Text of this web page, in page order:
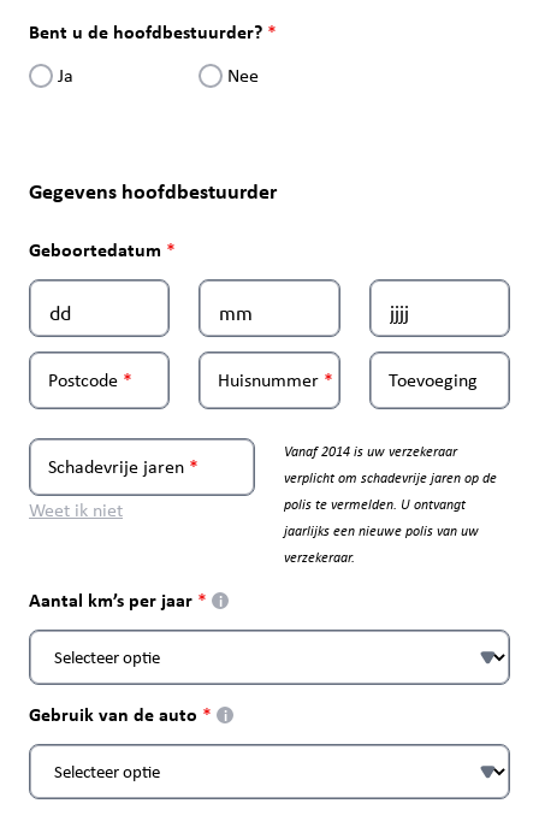
Bent u de hoofdbestuurder?
Ja Nee
Gegevens hoofdbestuurder
Geboortedatum
Postcode Huisnummer Toevoeging
Schadevrije jaren
Weet ik niet
Vanaf 2014 is uw verzekeraar
verplicht om schadevrije jaren op de
polis te vermelden. U ontvangt
jaarlijks een nieuwe polis van uw
verzekeraar.
Aantal km’s per jaar i
Gebruik van de auto i